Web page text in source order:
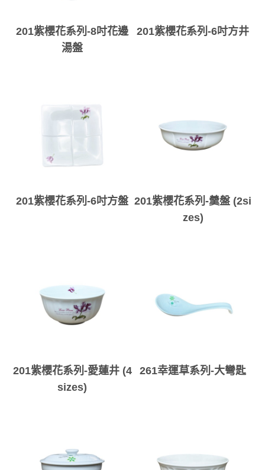
201紫櫻花系列-8吋花邊
湯盤
201紫櫻花系列-6吋方井
201紫櫻花系列-6吋方盤 201紫櫻花系列-羹盤 (2si
zes)
201紫櫻花系列-愛蓮井 (4
sizes)
261幸運草系列-大彎匙